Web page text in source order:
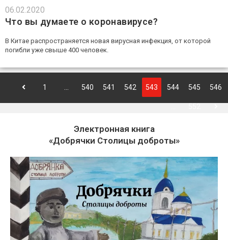
06.02.2020
Что вы думаете о коронавирусе?
В Китае распространяется новая вирусная инфекция, от которой
погибли уже свыше 400 человек.
1 540 541 542 543 544 545 546
Электронная книга
«Добрячки Столицы доброты»